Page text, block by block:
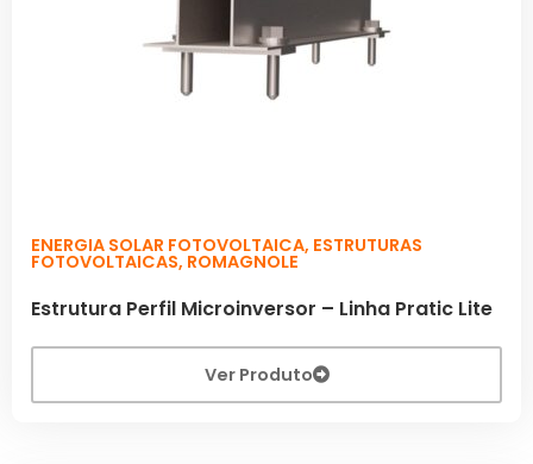
ENERGIA SOLAR FOTOVOLTAICA, ESTRUTURAS
FOTOVOLTAICAS, ROMAGNOLE
Estrutura Perfil Microinversor – Linha Pratic Lite
Ver Produto